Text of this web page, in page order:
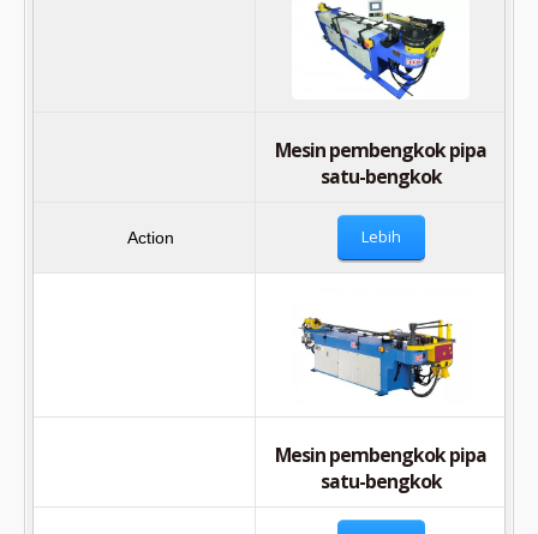
Mesin pembengkok pipa
satu-bengkok
Lebih
Mesin pembengkok pipa
satu-bengkok